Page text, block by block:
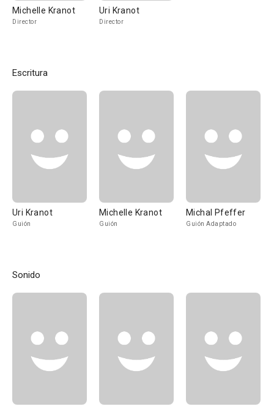
Michelle Kranot
Director
Uri Kranot
Director
Escritura
Uri Kranot
Guión
Michelle Kranot
Guión
Michal Pfeffer
Guión Adaptado
Sonido